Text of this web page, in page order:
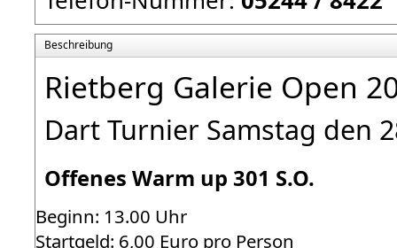
Beschreibung
Rietberg Galerie Open
Dart Turnier Samstag den
Offenes Warm up 301 S.O.
Beginn: 13.00 Uhr
Startgeld: 6,00 Euro pro Person